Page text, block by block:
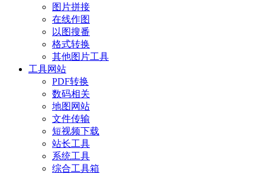
图片拼接
在线作图
以图搜番
格式转换
其他图片工具
工具网站
PDF转换
数码相关
地图网站
文件传输
短视频下载
站长工具
系统工具
综合工具箱